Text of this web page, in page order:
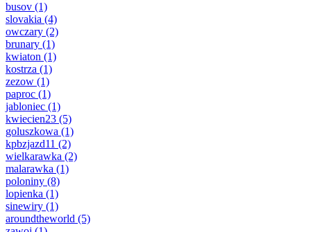
busov (1)
slovakia (4)
owczary (2)
brunary (1)
kwiaton (1)
kostrza (1)
zezow (1)
paproc (1)
jabloniec (1)
kwiecien23 (5)
goluszkowa (1)
kpbzjazd11 (2)
wielkarawka (2)
malarawka (1)
poloniny (8)
lopienka (1)
sinewiry (1)
aroundtheworld (5)